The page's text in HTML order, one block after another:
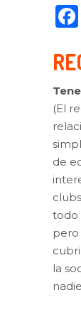
(El
de
todo
pero
la